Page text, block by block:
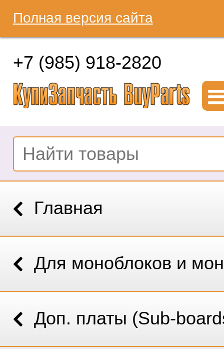
Полная версия сайта
+7 (985) 918-2820
Главная
Для моноблоков и
Доп. платы (Sub-